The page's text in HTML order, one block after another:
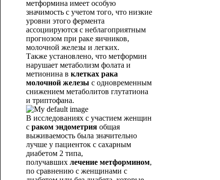
метформина имеет особую
значимость с учетом того, что низкие
уровни этого фермента
ассоциируются с неблагоприятным
прогнозом при раке яичников,
молочной железы и легких.
Также установлено, что метформин
нарушает метаболизм фолата и
метионина в клетках рака
молочной железы с одновременным
снижением метаболитов глутатиона
и триптофана.
В исследованиях с участием женщин
с раком эндометрияобщая
выживаемость была значительно
лучше у пациенток с сахарным
диабетом 2 типа,
получавших лечение метформином,
по сравнению с женщинами с